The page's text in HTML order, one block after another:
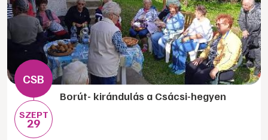
SZEPT
29
Borút- kirándulás a Csácsi-hegyen